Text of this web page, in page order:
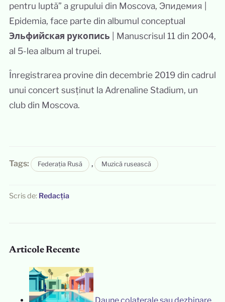
pentru luptă” a grupului din Moscova, Эпидемия |
Epidemia, face parte din albumul conceptual
Эльфийская рукопись | Manuscrisul 11 din 2004,
al 5-lea album al trupei.
Înregistrarea provine din decembrie 2019 din cadrul
unui concert susținut la Adrenaline Stadium, un
club din Moscova.
Tags: Federația Rusă , Muzică rusească
Scris de: Redacția
Articole Recente